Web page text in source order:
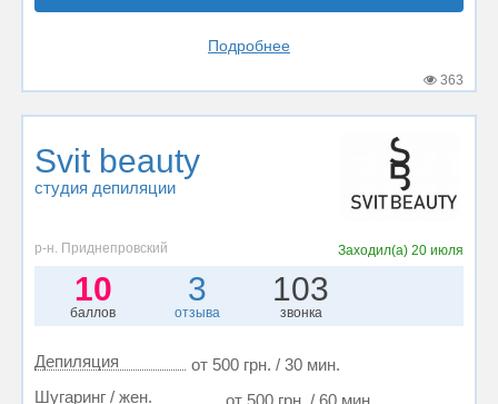
Подробнее
363
Svit beauty
студия депиляции
р-н. Приднепровский Заходил(а) 20 июля
10
баллов
3
отзыва
103
звонка
Депиляция
от 500 грн. / 30 мин.
Шугаринг / жен.
от 500 грн. / 60 мин.